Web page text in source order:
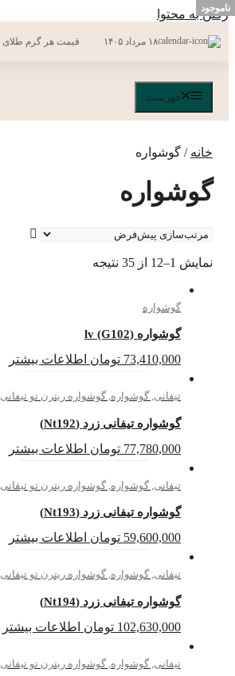
رفتن به محتوا
۱۸ مرداد ۱۴۰۵ قیمت هر گرم طلای ۱۸ عیار :
فهرست
خانه / گوشواره
گوشواره
نمایش 1–12 از 35 نتیجه
ناموجود
گوشواره
گوشواره lv (G102)
73,410,000 تومان اطلاعات بیشتر
تیفانی, گوشواره, گوشواره ریترن تو تیفانی
گوشواره تیفانی زرد (Nt192)
77,780,000 تومان اطلاعات بیشتر
تیفانی گوشواره گوشواره ریترن تو تیفانی
گوشواره تیفانی زرد (Nt193)
59,600,000 تومان اطلاعات بیشتر
ناموجود
تیفانی, گوشواره, گوشواره ریترن تو تیفانی
گوشواره تیفانی زرد (Nt194)
102,630,000 تومان اطلاعات بیشتر
ناموجود
تیفانی گوشواره گوشواره ریترن تو تیفانی
ناموجود
ناموجود
ناموجود
ناموجود
ناموجود
ناموجود
ناموجود